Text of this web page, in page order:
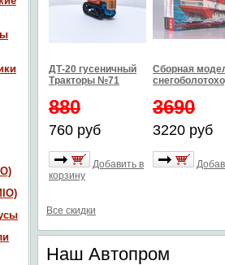
ДТ-20 гусеничный
Тракторы №71
880
760 руб
Добавить в
корзину
Сборная
3690
3220 руб
Все скидки
Наш Aвтопром